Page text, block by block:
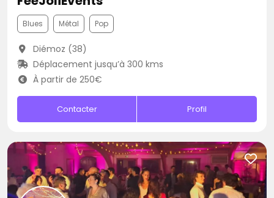
Blues Métal Pop
Diémoz (38)
Déplacement jusqu’à 300 kms
À partir de 250€
Contacter Profil